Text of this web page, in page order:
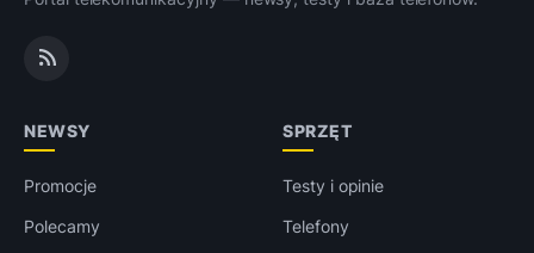
NEWSY
Promocje
Polecamy
SPRZĘT
Testy i opinie
Telefony